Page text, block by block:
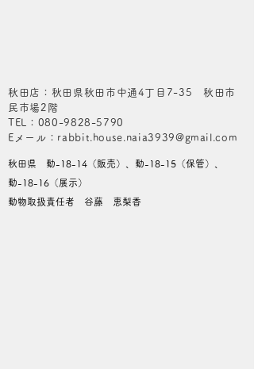
秋田店：秋田県秋田市中通4丁目7-35 秋田市
民市場2階
​TEL：080-9828-5790
​Eメール：rabbit.house.naia3939@gmail.com
秋田県 動-18-14（販売）、動-18-15（保管）、
動-18-16（展示）
動物取扱責任者 谷藤 恵梨香